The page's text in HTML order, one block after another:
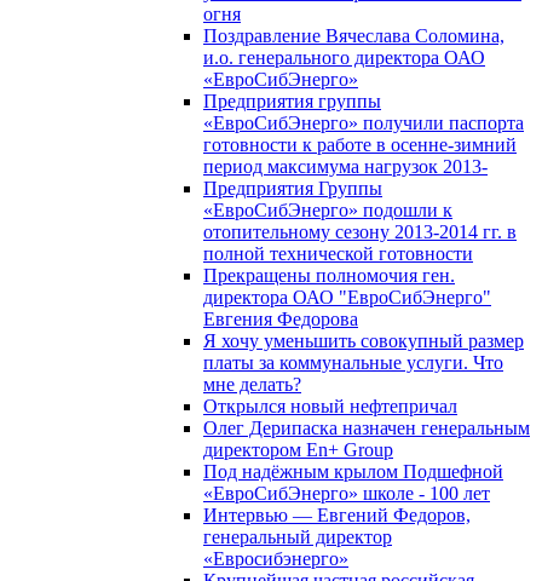
огня
Поздравление Вячеслава Соломина,
и.о. генерального директора ОАО
«ЕвроСибЭнерго»
Предприятия группы
«ЕвроСибЭнерго» получили паспорта
готовности к работе в осенне-зимний
период максимума нагрузок 2013-
Предприятия Группы
«ЕвроСибЭнерго» подошли к
отопительному сезону 2013-2014 гг. в
полной технической готовности
Прекращены полномочия ген.
директора ОАО "ЕвроСибЭнерго"
Евгения Федорова
Я хочу уменьшить совокупный размер
платы за коммунальные услуги. Что
мне делать?
Открылся новый нефтепричал
Олег Дерипаска назначен генеральным
директором En+ Group
Под надёжным крылом Подшефной
«ЕвроСибЭнерго» школе - 100 лет
Интервью — Евгений Федоров,
генеральный директор
«Евросибэнерго»